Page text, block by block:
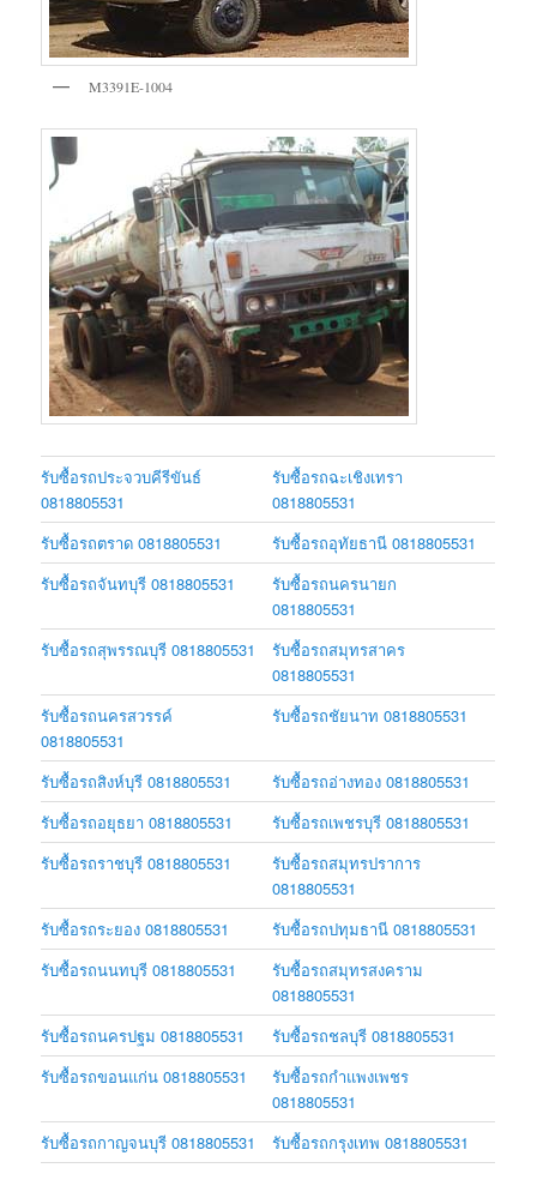
M3391E-1004
รับซื้อรถประจวบคีรีขันธ์
0818805531
รับซื้อรถฉะเชิงเทรา
0818805531
รับซื้อรถตราด 0818805531
รับซื้อรถอุทัยธานี 0818805531
รับซื้อรถจันทบุรี 0818805531
รับซื้อรถนครนายก
0818805531
รับซื้อรถสุพรรณบุรี 0818805531
รับซื้อรถสมุทรสาคร
0818805531
รับซื้อรถนครสวรรค์
0818805531
รับซื้อรถชัยนาท 0818805531
รับซื้อรถสิงห์บุรี 0818805531
รับซื้อรถอ่างทอง 0818805531
รับซื้อรถอยุธยา 0818805531
รับซื้อรถเพชรบุรี 0818805531
รับซื้อรถราชบุรี 0818805531
รับซื้อรถสมุทรปราการ
0818805531
รับซื้อรถระยอง 0818805531
รับซื้อรถปทุมธานี 0818805531
รับซื้อรถนนทบุรี 0818805531
รับซื้อรถสมุทรสงคราม
0818805531
รับซื้อรถนครปฐม 0818805531
รับซื้อรถชลบุรี 0818805531
รับซื้อรถขอนแก่น 0818805531
รับซื้อรถกำแพงเพชร
0818805531
รับซื้อรถกาญจนบุรี 0818805531
รับซื้อรถกรุงเทพ 0818805531